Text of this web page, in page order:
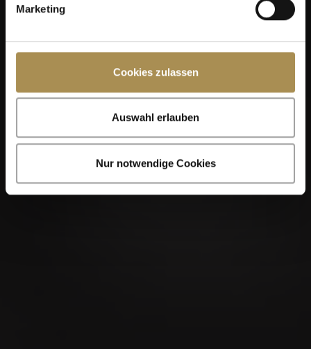
Marketing
Cookies zulassen
Auswahl erlauben
Nur notwendige Cookies